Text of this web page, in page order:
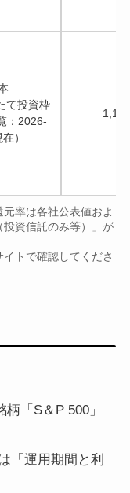
て投資枠
：2026-
）
率は各社公表値およ
資信託のみ等）」が
トで確認してくださ
「S＆P 500」
「運用期間と利